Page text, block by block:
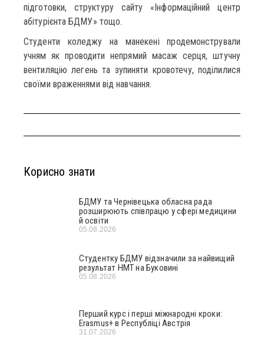
підготовки, структуру сайту «Інформаційний центр
абітурієнта БДМУ» тощо.
Студенти коледжу на манекені продемонстрували
учням як проводити непрямий масаж серця, штучну
вентиляцію легень та зупиняти кровотечу, поділилися
своїми враженнями від навчання.
Корисно знати
БДМУ та Чернівецька обласна рада
розширюють співпрацю у сфері медицини
й освіти
05.08.2026
Студентку БДМУ відзначили за найвищий
результат НМТ на Буковині
05.08.2026
Перший курс і перші міжнародні кроки:
Erasmus+ в Республіці Австрія
31.07.2026